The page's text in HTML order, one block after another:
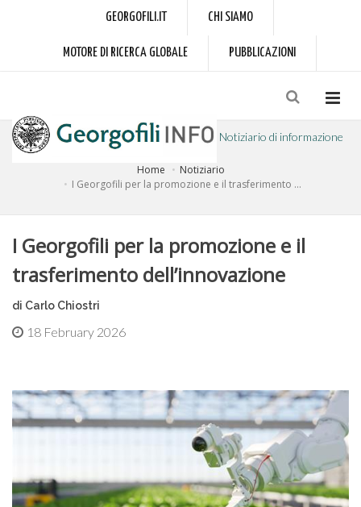
GEORGOFILI.IT CHI SIAMO
MOTORE DI RICERCA GLOBALE PUBBLICAZIONI
Notiziario di informazione
a cura dell'Accademia dei Georgofili
Home
Notiziario
I Georgofili per la promozione e il trasferimento ...
I Georgofili per la promozione e il
trasferimento dell’innovazione
di Carlo Chiostri
18 February 2026